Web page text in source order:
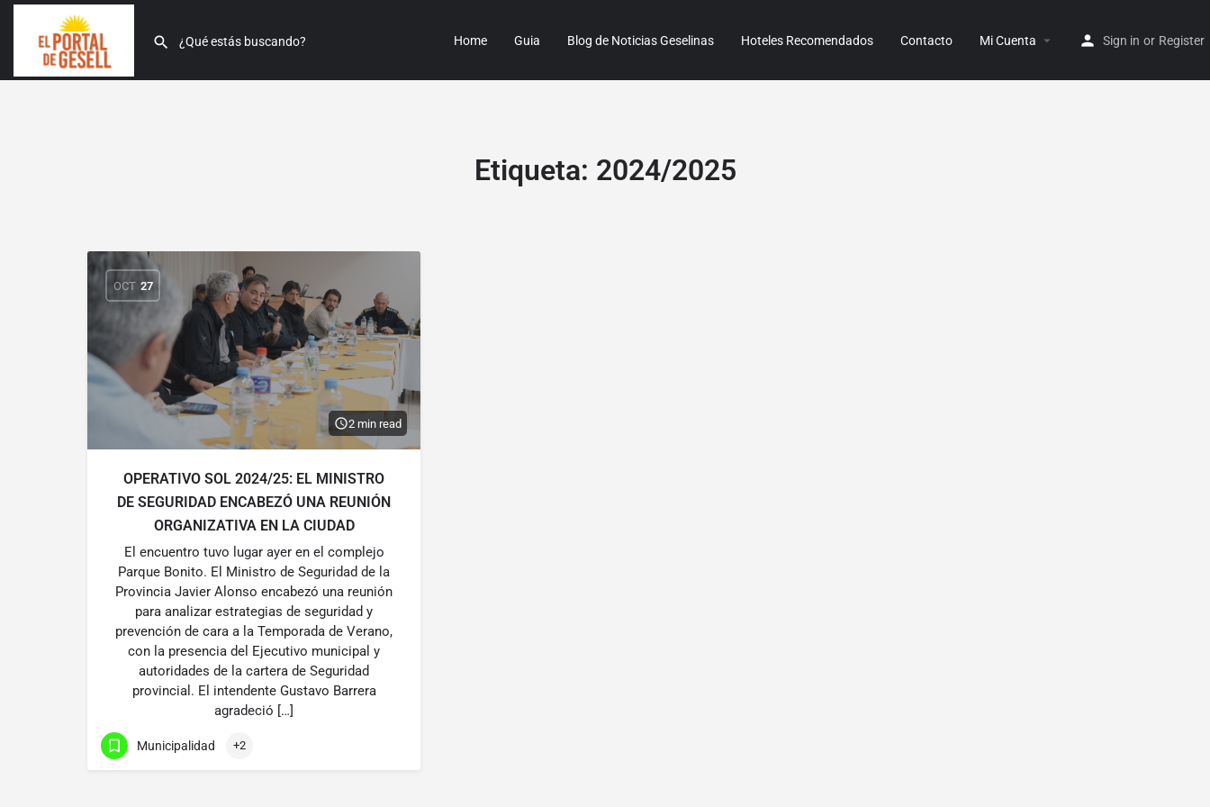
Home Guia Blog de Noticias Geselinas Hoteles Recomendados Contacto Mi Cuenta Sign in or Register
Etiqueta: 2024/2025
OCT 27
2 min read
OPERATIVO SOL 2024/25: EL MINISTRO
DE SEGURIDAD ENCABEZÓ UNA REUNIÓN
ORGANIZATIVA EN LA CIUDAD
El encuentro tuvo lugar ayer en el complejo
Parque Bonito. El Ministro de Seguridad de la
Provincia Javier Alonso encabezó una reunión
para analizar estrategias de seguridad y
prevención de cara a la Temporada de Verano,
con la presencia del Ejecutivo municipal y
autoridades de la cartera de Seguridad
provincial. El intendente Gustavo Barrera
agradeció […]
Municipalidad +2